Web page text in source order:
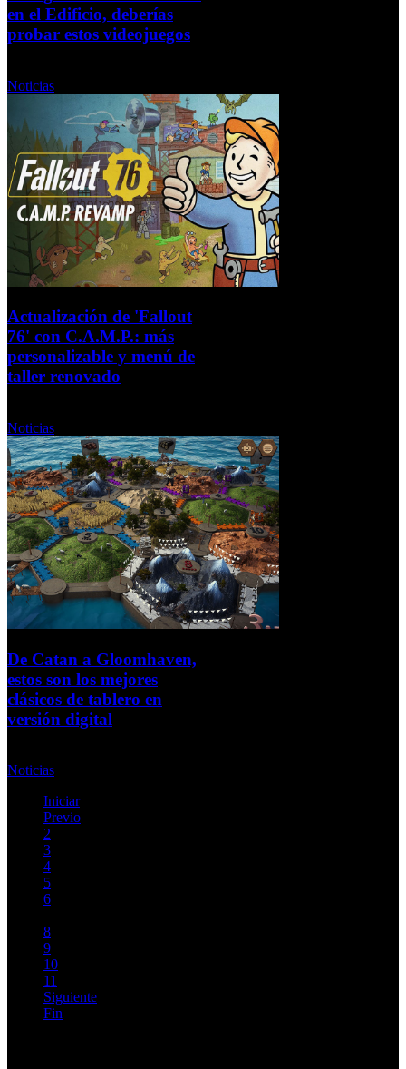
en el Edificio, deberías
probar estos videojuegos
Noticias
Actualización de 'Fallout
76' con C.A.M.P.: más
personalizable y menú de
taller renovado
Noticias
De Catan a Gloomhaven,
estos son los mejores
clásicos de tablero en
versión digital
Noticias
Iniciar
Previo
2
3
4
5
6
8
9
10
11
Siguiente
Fin